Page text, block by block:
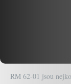
RM 62-01 jsou